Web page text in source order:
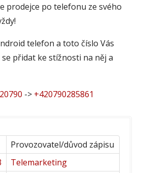
prodejce po telefonu ze svého
telefon a toto číslo Vás
přidat ke stížnosti na něj a
-> +420790285861
Provozovatel/důvod zápisu
Telemarketing